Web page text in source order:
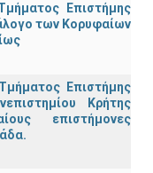
Επιστήμης
των Κορυφαίων
Επιστήμης
Κρήτης
επιστήμονες